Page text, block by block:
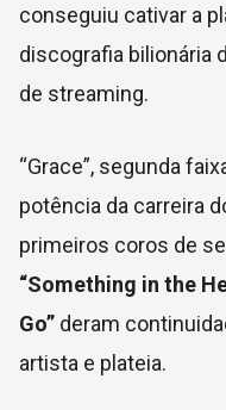
conseguiu cativar a
discografia bilionária
de streaming.
“Grace”, segunda
potência da carreira
primeiros coros de
“Something in the
Go” deram
artista e plateia.